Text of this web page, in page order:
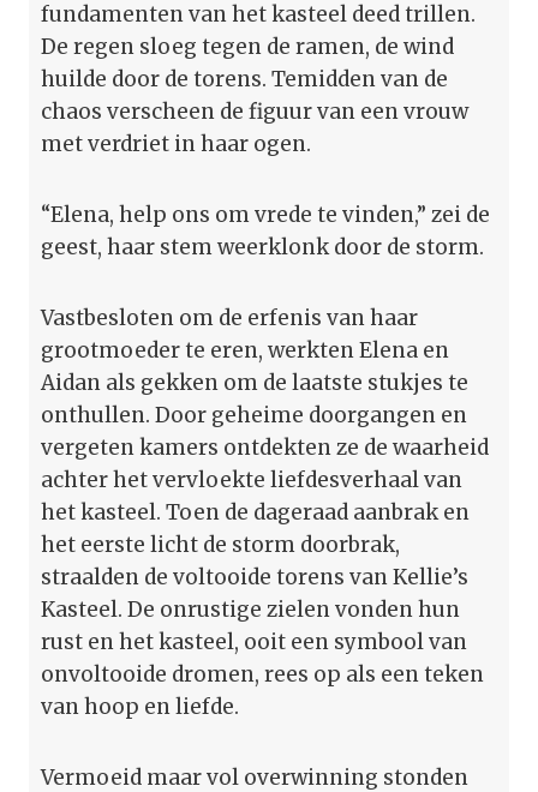
fundamenten van het kasteel deed trillen.
De regen sloeg tegen de ramen, de wind
huilde door de torens. Temidden van de
chaos verscheen de figuur van een vrouw
met verdriet in haar ogen.
“Elena, help ons om vrede te vinden,” zei de
geest, haar stem weerklonk door de storm.
Vastbesloten om de erfenis van haar
grootmoeder te eren, werkten Elena en
Aidan als gekken om de laatste stukjes te
onthullen. Door geheime doorgangen en
vergeten kamers ontdekten ze de waarheid
achter het vervloekte liefdesverhaal van
het kasteel. Toen de dageraad aanbrak en
het eerste licht de storm doorbrak,
straalden de voltooide torens van Kellie’s
Kasteel. De onrustige zielen vonden hun
rust en het kasteel, ooit een symbool van
onvoltooide dromen, rees op als een teken
van hoop en liefde.
Vermoeid maar vol overwinning stonden